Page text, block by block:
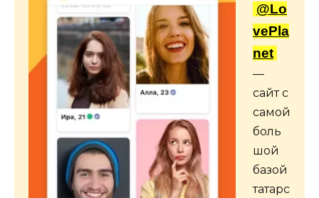
@Lo
vePla
net
—
сайт с
самой
боль
шой
базой
татарс